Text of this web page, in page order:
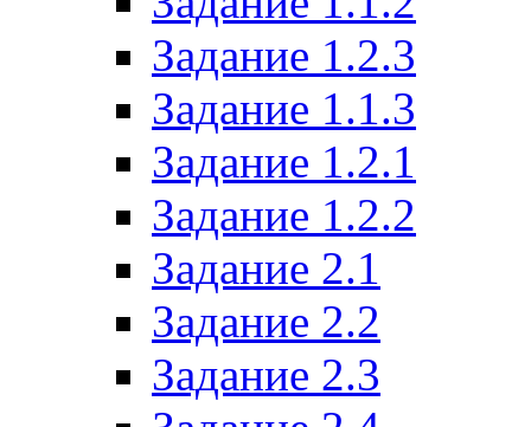
Задание 1.2.3
Задание 1.1.3
Задание 1.2.1
Задание 1.2.2
Задание 2.1
Задание 2.2
Задание 2.3